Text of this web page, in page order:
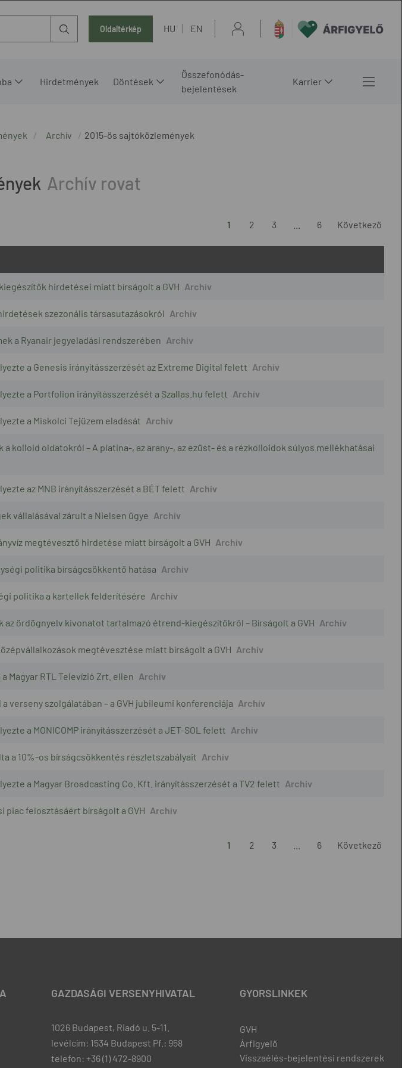
Oldaltérkép HU EN
Hirdetmények Döntések
Összefonódás-
bejelentések
Karrier
Archív 2015-ös sajtóközlemények
1 2 3 6 Következő
hirdetései miatt bírságolt a GVH
szezonális társasutazásokról
a Ryanair jegyeladási rendszerében
a Genesis irányításszerzését az Extreme Digital felett
a Portfolion irányításszerzését a Szallas.hu felett
a Miskolci Tejüzem eladását
a kolloid oldatokról – A platina-, az arany-, az ezüst- és a rézkolloidok súlyos mellékhatásai
az MNB irányításszerzését a BÉT felett
vállalásával zárult a Nielsen ügye
megtévesztő hirdetése miatt bírságolt a GVH
politika bírságcsökkentő hatása
politika a kartellek felderítésére
az ördögnyelv kivonatot tartalmazó étrend-kiegészítőkről – Bírságolt a GVH
megtévesztése miatt bírságolt a GVH
a Magyar RTL Televízió Zrt. ellen
a verseny szolgálatában – a GVH jubileumi konferenciája
a MONICOMP irányításszerzését a JET-SOL felett
a 10%-os bírságcsökkentés részletszabályait
a Magyar Broadcasting Co. Kft. irányításszerzését a TV2 felett
piac felosztásáért bírságolt a GVH
1 2 3 6 Következő
GAZDASÁGI VERSENYHIVATAL
1026 Budapest, Riadó u. 5-11.
levélcím: 1534 Budapest Pf.: 958
telefon: +36 (1) 472-8900
GYORSLINKEK
GVH
Árfigyelő
Visszaélés-bejelentési rendszerek